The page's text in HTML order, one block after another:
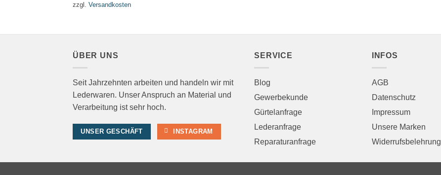
zzgl. Versandkosten
ÜBER UNS
Seit Jahrzehnten arbeiten und handeln wir mit
Lederwaren. Unser Anspruch an Material und
Verarbeitung ist sehr hoch.
UNSER GESCHÄFT INSTAGRAM
SERVICE
Blog
Gewerbekunde
Gürtelanfrage
Lederanfrage
Reparaturanfrage
INFOS
AGB
Datenschutz
Impressum
Unsere Marken
Widerrufsbelehrung